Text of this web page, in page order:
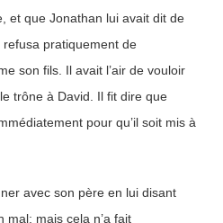
et que Jonathan lui avait dit de
pratiquement de
son fils. Il avait l’air de vouloir
trône à David. Il fit dire que
pour qu’il soit mis à
avec son père en lui disant
mal; mais cela n’a fait